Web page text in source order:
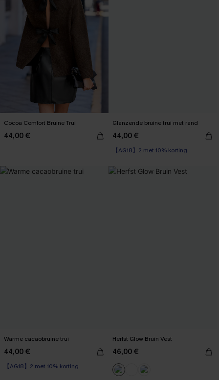
Cocoa Comfort Bruine Trui
44,00 €
Glanzende bruine trui met rand
44,00 €
【AG18】2 met 10% korting
Warme cacaobruine trui
44,00 €
【AG18】2 met 10% korting
Herfst Glow Bruin Vest
46,00 €